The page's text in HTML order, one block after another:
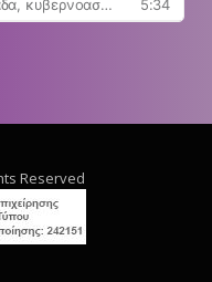
Reserved